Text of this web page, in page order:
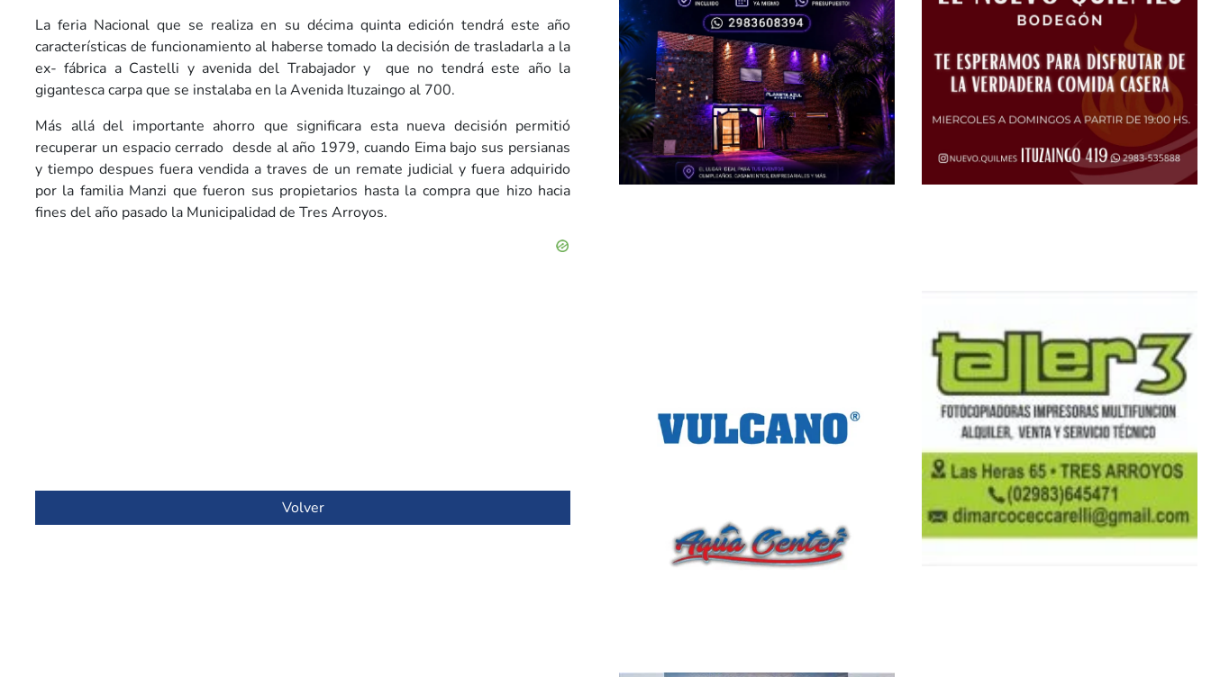
La feria Nacional que se realiza en su décima quinta edición tendrá este año
características de funcionamiento al haberse tomado la decisión de trasladarla a la
ex- fábrica a Castelli y avenida del Trabajador y que no tendrá este año la
gigantesca carpa que se instalaba en la Avenida Ituzaingo al 700.
Más allá del importante ahorro que significara esta nueva decisión permitió
recuperar un espacio cerrado desde al año 1979, cuando Eima bajo sus persianas
y tiempo despues fuera vendida a traves de un remate judicial y fuera adquirido
por la familia Manzi que fueron sus propietarios hasta la compra que hizo hacia
fines del año pasado la Municipalidad de Tres Arroyos.
Volver